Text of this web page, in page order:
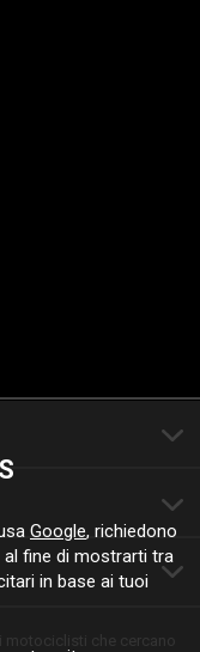
Google, richiedono
fine di mostrarti tra
in base ai tuoi